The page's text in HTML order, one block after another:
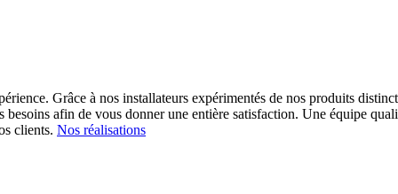
Grâce à nos installateurs expérimentés de nos produits
afin de vous donner une entière satisfaction. Une équipe
clients. Nos réalisations